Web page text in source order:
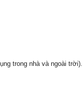
trong nhà và ngoài trời).